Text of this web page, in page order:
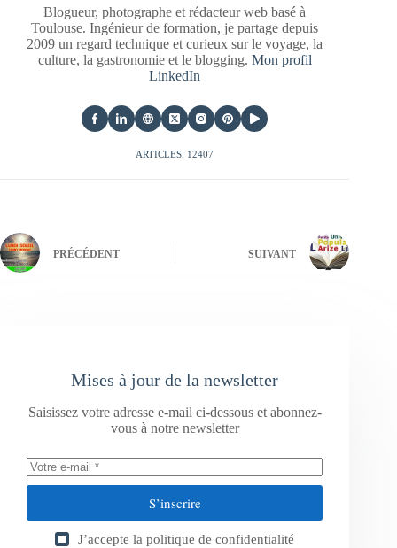
Blogueur, photographe et rédacteur web basé à
Toulouse. Ingénieur de formation, je partage depuis
2009 un regard technique et curieux sur le voyage, la
culture, la gastronomie et le blogging. Mon profil
LinkedIn
ARTICLES: 12407
PRÉCÉDENT SUIVANT
Mises à jour de la newsletter
Saisissez votre adresse e-mail ci-dessous et abonnez-
vous à notre newsletter
S’inscrire
J’accepte la politique de confidentialité